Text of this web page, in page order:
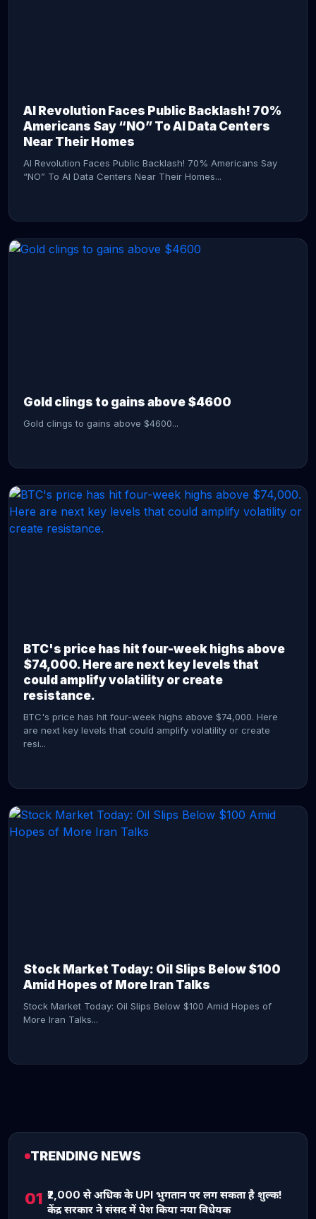
AI Revolution Faces Public Backlash! 70%
Americans Say “NO” To AI Data Centers
Near Their Homes
AI Revolution Faces Public Backlash! 70% Americans Say
“NO” To AI Data Centers Near Their Homes...
Gold clings to gains above $4600
Gold clings to gains above $4600...
BTC's price has hit four-week highs above
$74,000. Here are next key levels that
could amplify volatility or create
resistance.
BTC's price has hit four-week highs above $74,000. Here
are next key levels that could amplify volatility or create
resi...
Stock Market Today: Oil Slips Below $100
Amid Hopes of More Iran Talks
Stock Market Today: Oil Slips Below $100 Amid Hopes of
More Iran Talks...
TRENDING NEWS
01 ₹2,000 से अधिक के UPI भुगतान पर लग सकता है शुल्क!
केंद्र सरकार ने संसद में पेश किया नया विधेयक